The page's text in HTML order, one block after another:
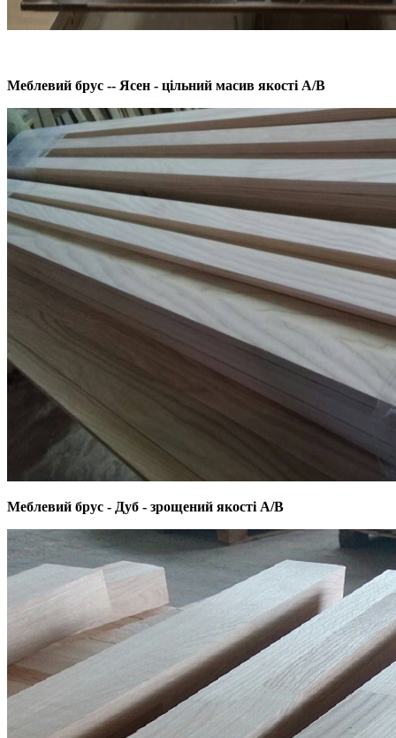
Меблевий брус -- Ясен - цільний масив якості А/В
Меблевий брус - Дуб - зрощений якості А/В